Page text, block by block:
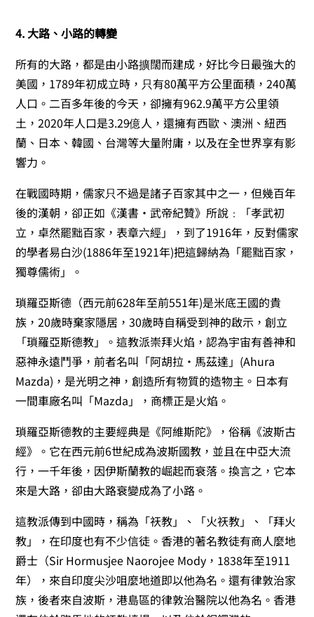
4. 大路、小路的轉變
所有的大路，都是由小路擴闊而建成，好比今日最強大的
美國，1789年初成立時，只有80萬平方公里面積，240萬
人口。二百多年後的今天，卻擁有962.9萬平方公里領
土，2020年人口是3.29億人，還擁有西歐、澳洲、紐西
蘭、日本、韓國、台灣等大量附庸，以及在全世界享有影
響力。
在戰國時期，儒家只不過是諸子百家其中之一，但幾百年
後的漢朝，卻正如《漢書 ‧ 武帝紀贊》所說﹕「孝武初
立，卓然罷黜百家，表章六經」，到了1916年，反對儒家
的學者易白沙(1886年至1921年)把這歸納為「罷黜百家，
獨尊儒術」。
瑣羅亞斯德（西元前628年至前551年)是米底王國的貴
族，20歲時棄家隱居，30歲時自稱受到神的啟示，創立
「瑣羅亞斯德教」。這教派崇拜火焰，認為宇宙有善神和
惡神永遠鬥爭，前者名叫「阿胡拉·馬茲達」(Ahura
Mazda)，是光明之神，創造所有物質的造物主。日本有
一間車廠名叫「Mazda」，商標正是火焰。
瑣羅亞斯德教的主要經典是《阿維斯陀》，俗稱《波斯古
經》。它在西元前6世紀成為波斯國教，並且在中亞大流
行，一千年後，因伊斯蘭教的崛起而衰落。換言之，它本
來是大路，卻由大路衰變成為了小路。
這教派傳到中國時，稱為「祆教」、「火祆教」、「拜火
教」，在印度也有不少信徒。香港的著名教徒有商人麼地
爵士（Sir Hormusjee Naorojee Mody，1838年至1911
年），來自印度尖沙咀麼地道即以他為名。還有律敦治家
族，後者來自波斯，港島區的律敦治醫院以他為名。香港